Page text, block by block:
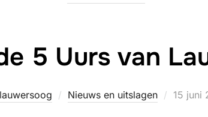
5 Uurs van
Nieuws en uitslagen 15 juni